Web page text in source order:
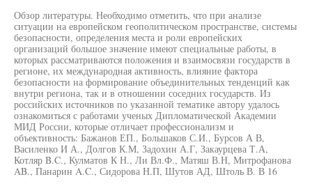
Обзор литературы. Необходимо отметить, что при анализе
ситуации на европейском геополитическом пространстве, системы
безопасности, определения места и роли европейских
организаций большое значение имеют специальные работы, в
которых рассматриваются положения и взаимосвязи государств в
регионе, их международная активность, влияние фактора
безопасности на формирование объединительных тенденций как
внутри региона, так и в отношении соседних государств. Из
российских источников по указанной тематике автору удалось
ознакомиться с работами ученых Дипломатической Академии
МИД России, которые отличает профессионализм и
объективность: Бажанов ЕП., Большаков С.И., Бурсов А В,
Василенко И А., Долгов К.М, Задохин А.Г, Закаурцева Т.А,
Котляр B.C., Кулматов К Н., Ли Вл.Ф., Матяш В.Н, Митрофанова
AB., Панарин A.C., Сидорова Н.П, Шутов АД, Штоль В. В 16